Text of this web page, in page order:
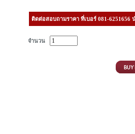
ติดต่อสอบถามราคา ที่เบอร์ 081-6251656
จำนวน